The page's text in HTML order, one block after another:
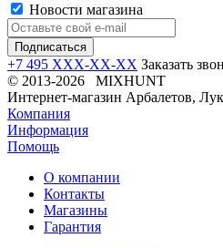
Новости магазина
+7 495 XXX-XX-XX Заказать
© 2013-2026 MIXHUNT
Интернет-магазин Арбалетов,
Компания
Информация
Помощь
О компании
Контакты
Магазины
Гарантия